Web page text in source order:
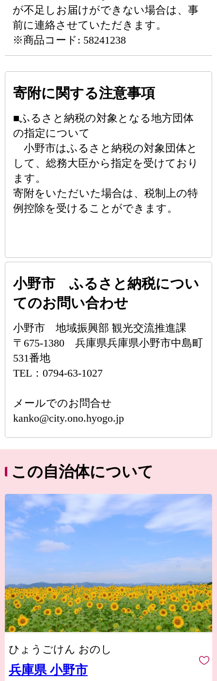
が不足しお届けができない場合は、事
前に連絡させていただきます。
※商品コード: 58241238
寄附に関する注意事項
■ふるさと納税の対象となる地方団体
の指定について
小野市はふるさと納税の対象団体と
して、総務大臣から指定を受けており
ます。
寄附をいただいた場合は、税制上の特
例控除を受けることができます。
小野市 ふるさと納税につい
てのお問い合わせ
小野市 地域振興部 観光交流推進課
〒675-1380 兵庫県兵庫県小野市中島町
531番地
TEL：0794-63-1027
メールでのお問合せ
kanko@city.ono.hyogo.jp
この自治体について
ひょうごけん おのし
兵庫県 小野市